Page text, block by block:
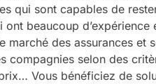
qui sont capables de
ont beaucoup d’expérience
marché des assurances et
compagnies selon des
Vous bénéficiez de